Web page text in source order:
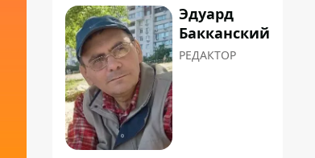
Эдуард
Бакканский
РЕДАКТОР